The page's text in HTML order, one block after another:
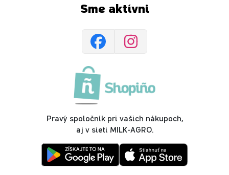
Sme aktívni
Pravý spoločník pri vašich nákupoch,
aj v sieti MILK-AGRO.